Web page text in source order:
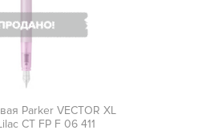
Parker VECTOR XL
CT FP F 06 411